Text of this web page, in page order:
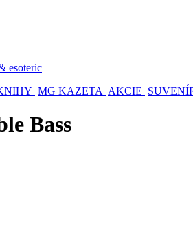
esoteric
MG KAZETA AKCIE
Bass